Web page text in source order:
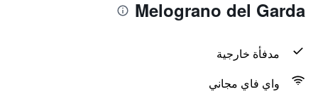
Melograno del Garda
مدفأة خارجية
واي فاي مجاني